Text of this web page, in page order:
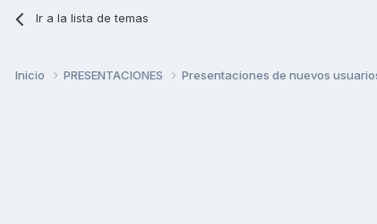
Ir a la lista de temas
Inicio PRESENTACIONES Presentaciones de nuevos